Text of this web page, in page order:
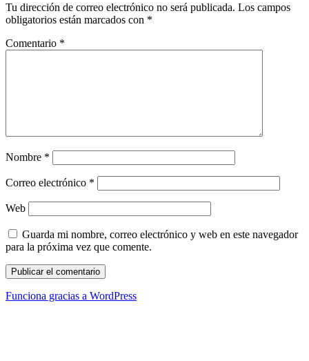
Tu dirección de correo electrónico no será publicada. Los campos
obligatorios están marcados con *
Comentario *
Nombre *
Correo electrónico *
Web
Guarda mi nombre, correo electrónico y web en este navegador
para la próxima vez que comente.
Funciona gracias a WordPress